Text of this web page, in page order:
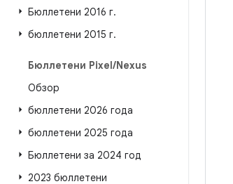
Бюллетени 2016 г.
бюллетени 2015 г.
Бюллетени Pixel/Nexus
Обзор
бюллетени 2026 года
бюллетени 2025 года
Бюллетени за 2024 год
2023 бюллетени